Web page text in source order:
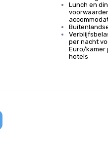
Lunch en
per nacht
Euro/kamer
hotels